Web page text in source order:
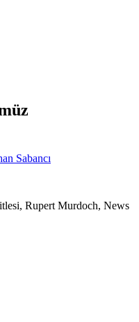
Sabancı
Rupert Murdoch, News